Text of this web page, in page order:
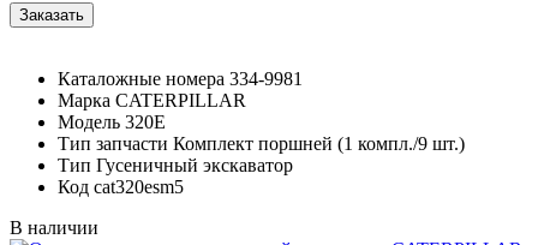
Каталожные номера 334-9981
Марка CATERPILLAR
Модель 320E
Тип запчасти Комплект поршней (1 компл./9 шт.)
Тип Гусеничный экскаватор
Код cat320esm5
В наличии